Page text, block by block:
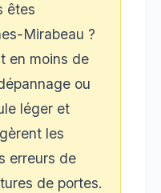
êtes
Mirabeau ?
en moins de
ou
léger et
les
erreurs de
de portes.